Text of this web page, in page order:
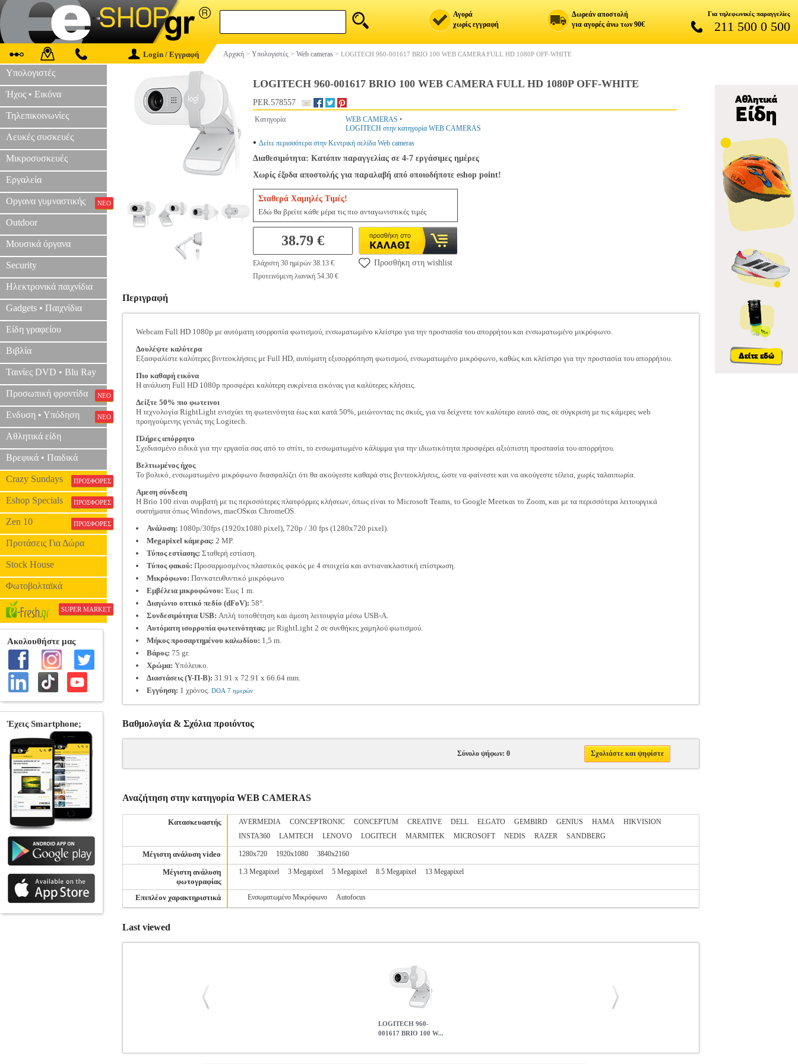
Αγορά
χωρίς εγγραφή
Δωρεάν αποστολή
για αγορές άνω των 90€
Για τηλεφωνικές παραγγελίες
211 500 0 500
Login / Εγγραφή Αρχική > Υπολογιστές > Web cameras > LOGITECH 960-001617 BRIO 100 WEB CAMERA FULL HD 1080P OFF-WHITE
Υπολογιστές
Ήχος • Εικόνα
Τηλεπικοινωνίες
Λευκές συσκευές
Μικροσυσκευές
Εργαλεία
Οργανα γυμναστικής ΝΕΟ
Outdoor
Μουσικά όργανα
Security
Ηλεκτρονικά παιχνίδια
Gadgets • Παιχνίδια
Είδη γραφείου
Βιβλία
Ταινίες DVD • Blu Ray
Προσωπική φροντίδα ΝΕΟ
Ενδυση • Υπόδηση ΝΕΟ
Αθλητικά είδη
Βρεφικά • Παιδικά
Crazy Sundays ΠΡΟΣΦΟΡΕΣ
Eshop Specials ΠΡΟΣΦΟΡΕΣ
Zen 10 ΠΡΟΣΦΟΡΕΣ
Προτάσεις Για Δώρα
Stock House
Φωτοβολταϊκά
SUPER MARKET
LOGITECH 960-001617 BRIO 100 WEB CAMERA FULL HD 1080P OFF-WHITE
PER.578557
Κατηγορία WEB CAMERAS •
LOGITECH στην κατηγορία WEB CAMERAS
• Δείτε περισσότερα στην Κεντρική σελίδα Web cameras
Διαθεσιμότητα: Κατόπιν παραγγελίας σε 4-7 εργάσιμες ημέρες
Χωρίς έξοδα αποστολής για παραλαβή από οποιοδήποτε eshop point!
Σταθερά Χαμηλές Τιμές!
Εδώ θα βρείτε κάθε μέρα τις πιο ανταγωνιστικές τιμές
38.79 €
Ελάχιστη 30 ημερών 38.13 €
Προτεινόμενη λιανική 54.30 €
Προσθήκη στη wishlist
Περιγραφή
Webcam Full HD 1080p με αυτόματη ισορροπία φωτισμού, ενσωματωμένο κλείστρο για την προστασία του απορρήτου και ενσωματωμένο μικρόφωνο.
Δουλέψτε καλύτερα
Εξασφαλίστε καλύτερες βιντεοκλήσεις με Full HD, αυτόματη εξισορρόπηση φωτισμού, ενσωματωμένο μικρόφωνο, καθώς και κλείστρο για την προστασία του απορρήτου.
Πιο καθαρή εικόνα
Η ανάλυση Full HD 1080p προσφέρει καλύτερη ευκρίνεια εικόνας για καλύτερες κλήσεις.
Δείξτε 50% πιο φωτεινοι
Η τεχνολογία RightLight ενισχύει τη φωτεινότητα έως και κατά 50%, μειώνοντας τις σκιές, για να δείχνετε τον καλύτερο εαυτό σας, σε σύγκριση με τις κάμερες web
προηγούμενης γενιάς της Logitech.
Πλήρες απόρρητο
Σχεδιασμένο ειδικά για την εργασία σας από το σπίτι, το ενσωματωμένο κάλυμμα για την ιδιωτικότητα προσφέρει αξιόπιστη προστασία του απορρήτου.
Βελτιωμένος ήχος
Το βολικό, ενσωματωμένο μικρόφωνο διασφαλίζει ότι θα ακούγεστε καθαρά στις βιντεοκλήσεις, ώστε να φαίνεστε και να ακούγεστε τέλεια, χωρίς ταλαιπωρία.
Αμεση σύνδεση
Η Brio 100 είναι συμβατή με τις περισσότερες πλατφόρμες κλήσεων, όπως είναι το Microsoft Teams, το Google Meetκαι το Zoom, και με τα περισσότερα λειτουργικά
συστήματα όπως Windows, macOSκαι ChromeOS.
Ανάλυση: 1080p/30fps (1920x1080 pixel), 720p / 30 fps (1280x720 pixel).
Megapixel κάμερας: 2 MP.
Τύπος εστίασης: Σταθερή εστίαση.
Τύπος φακού: Προσαρμοσμένος πλαστικός φακός με 4 στοιχεία και αντιανακλαστική επίστρωση.
Μικρόφωνο: Πανκατευθυντικό μικρόφωνο
Εμβέλεια μικροφώνου: Έως 1 m.
Διαγώνιο οπτικό πεδίο (dFoV): 58°.
Συνδεσιμότητα USB: Απλή τοποθέτηση και άμεση λειτουργία μέσω USB-A.
Αυτόματη ισορροπία φωτεινότητας: με RightLight 2 σε συνθήκες χαμηλού φωτισμού.
Μήκος προσαρτημένου καλωδίου: 1,5 m.
Βάρος: 75 gr.
Χρώμα: Υπόλευκο.
Διαστάσεις (Υ-Π-Β): 31.91 x 72.91 x 66.64 mm.
Εγγύηση: 1 χρόνος. DOA 7 ημερών
Βαθμολογία & Σχόλια προιόντος
Σύνολο ψήφων: 0 Σχολιάστε και ψηφίστε
Αναζήτηση στην κατηγορία WEB CAMERAS
Κατασκευαστής AVERMEDIA CONCEPTRONIC CONCEPTUM CREATIVE DELL ELGATO GEMBIRD GENIUS HAMA
HIKVISION
INSTA360
LAMTECH LENOVO LOGITECH MARMITEK MICROSOFT NEDIS RAZER SANDBERG
Μέγιστη ανάλυση video 1280x720 1920x1080 3840x2160
Μέγιστη ανάλυση
φωτογραφίας
1.3 Megapixel 3 Megapixel 5 Megapixel 8.5 Megapixel 13 Megapixel
Επιπλέον χαρακτηριστικά Ενσωματωμένο Μικρόφωνο Autofocus
Last viewed
LOGITECH 960-
001617 BRIO 100 W...